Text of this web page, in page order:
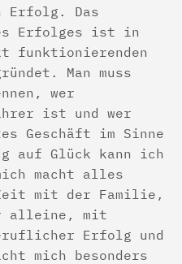
Erfolg. Das
Erfolges ist in
funktionierenden
Man muss
wer
ist und wer
Geschäft im Sinne
auf Glück kann ich
macht alles
mit der Familie,
alleine, mit
Erfolg und
mich besonders